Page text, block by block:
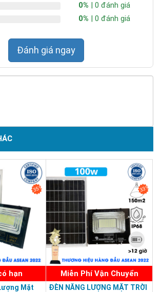
- DỊCH VỤ TIN DÙNG LẦN VII - 2020
0% | 0 đánh giá
0% | 0 đánh giá
Đánh giá ngay
35%
hạn
Mặt
33%
Miễn Phí Vận Chuyển
ĐÈN NĂNG LƯỢNG MẶT TRỜI